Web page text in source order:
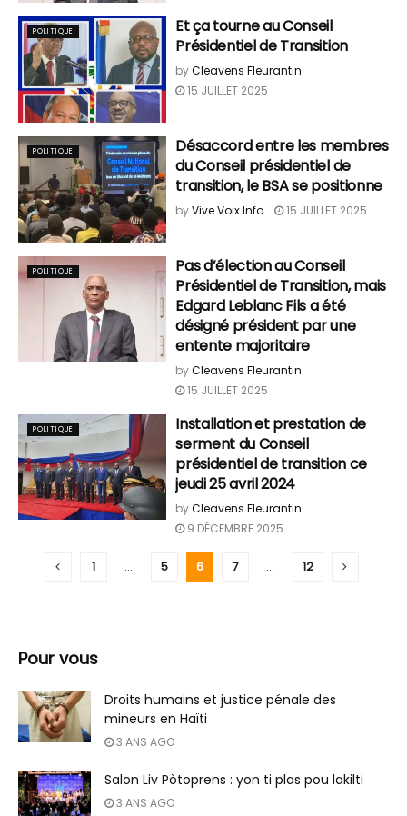
POLITIQUE
Et ça tourne au Conseil
Présidentiel de Transition
byCleavens Fleurantin
15 JUILLET 2025
POLITIQUE
Désaccord entre les membres
du Conseil présidentiel de
transition, le BSA se positionne
byVive Voix Info 15 JUILLET 2025
POLITIQUE
Pas d’élection au Conseil
Présidentiel de Transition, mais
Edgard Leblanc Fils a été
désigné président par une
entente majoritaire
byCleavens Fleurantin
15 JUILLET 2025
POLITIQUE
Installation et prestation de
serment du Conseil
présidentiel de transition ce
jeudi 25 avril 2024
byCleavens Fleurantin
9 DÉCEMBRE 2025
1 … 5 6 7 … 12
Pour vous
Droits humains et justice pénale des
mineurs en Haïti
3 ANS AGO
Salon Liv Pòtoprens : yon ti plas pou lakilti
3 ANS AGO